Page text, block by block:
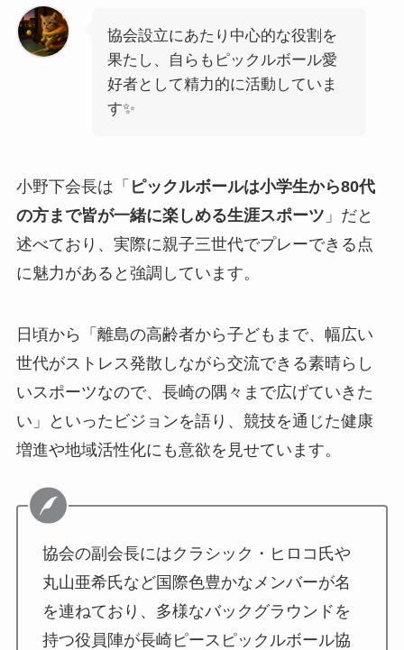
協会設立にあたり中心的な役割を
果たし、自らもピックルボール愛
好者として精力的に活動していま
す✨️
小野下会長は「 ピックルボールは小学生から80代
の方まで皆が一緒に楽しめる生涯スポーツ 」だと
述べており、実際に親子三世代でプレーできる点
に魅力があると強調しています。
日頃から「離島の高齢者から子どもまで、幅広い
世代がストレス発散しながら交流できる素晴らし
いスポーツなので、長崎の隅々まで広げていきた
い」といったビジョンを語り、競技を通じた健康
増進や地域活性化にも意欲を見せています。
協会の副会長にはクラシック・ヒロコ氏や
丸山亜希氏など国際色豊かなメンバーが名
を連ねており、多様なバックグラウンドを
持つ役員陣が長崎ピースピックルボール協